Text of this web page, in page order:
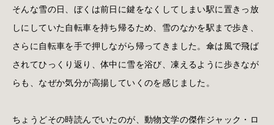
そんな雪の日、ぼくは前日に鍵をなくしてしまい駅に置きっ放
しにしていた自転車を持ち帰るため、雪のなかを駅まで歩き、
さらに自転車を手で押しながら帰ってきました。傘は風で飛ば
されてひっくり返り、体中に雪を浴び、凍えるように歩きなが
らも、なぜか気分が高揚していくのを感じました。
ちょうどその時読んでいたのが、動物文学の傑作ジャック・ロ